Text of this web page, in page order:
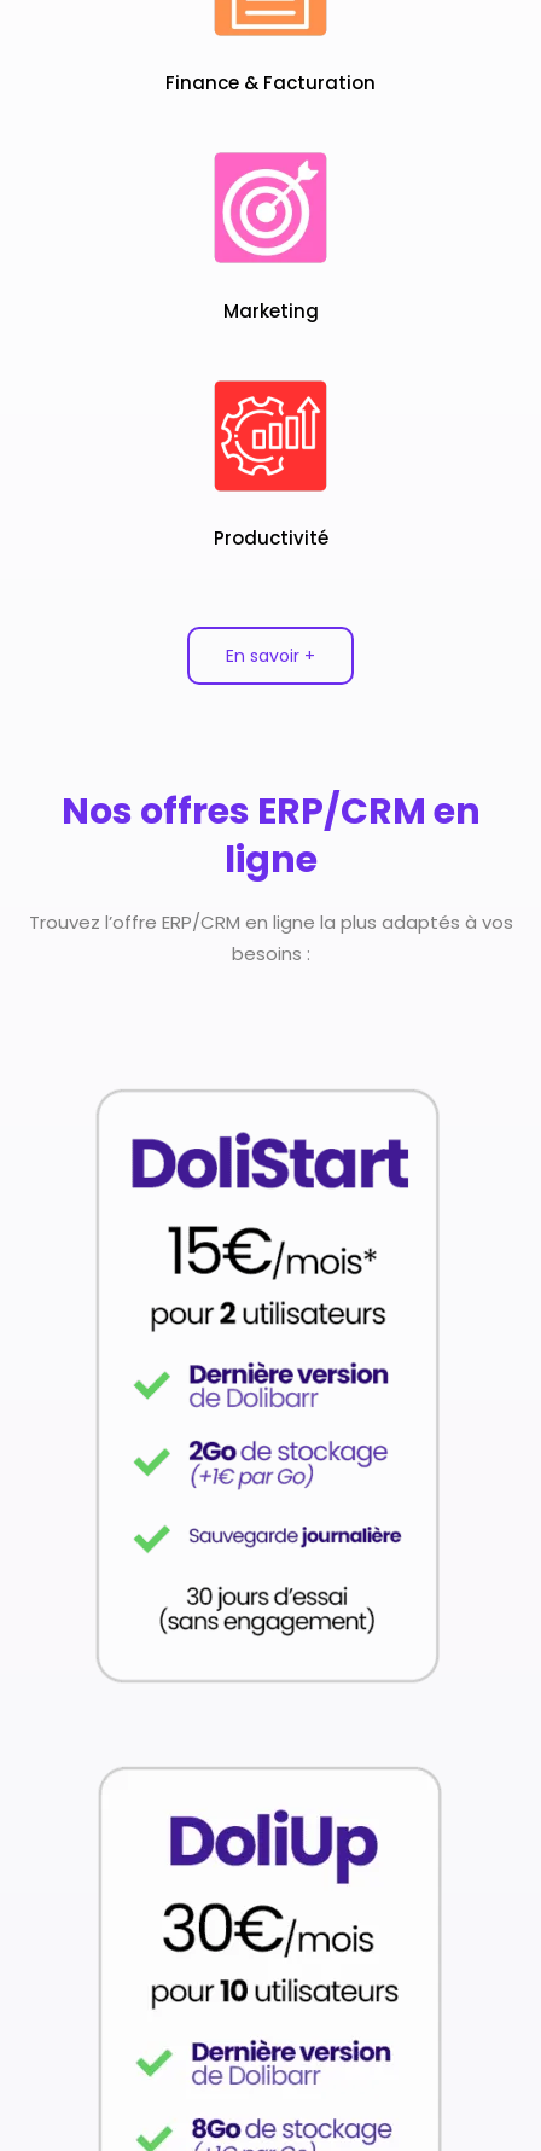
Finance & Facturation
Marketing
Productivité
En savoir +
Nos offres ERP/CRM en
ligne
Trouvez l’offre ERP/CRM en ligne la plus adaptés à vos
besoins :